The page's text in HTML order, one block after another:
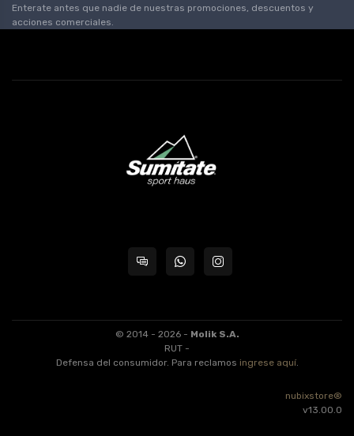
Enterate antes que nadie de nuestras promociones, descuentos y
acciones comerciales.
© 2014 - 2026 - Molik S.A.
RUT -
Defensa del consumidor. Para reclamos ingrese aquí.
nubixstore®
v13.00.0